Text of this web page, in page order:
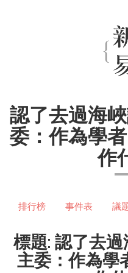
認了去過海
委：作為學
作
排行榜 事件表 議
標題: 認了去
主委：作為學